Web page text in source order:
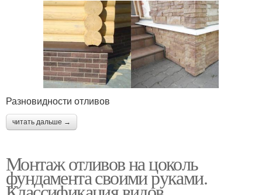
Разновидности отливов
читать дальше →
Монтаж отливов на цоколь
фундамента своими руками.